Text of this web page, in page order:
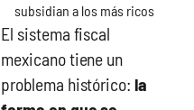
subsidian a los más ricos
El sistema fiscal
mexicano tiene un
problema histórico:la